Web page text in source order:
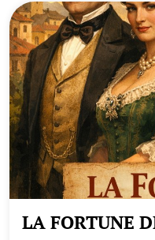
LA FORTUNE